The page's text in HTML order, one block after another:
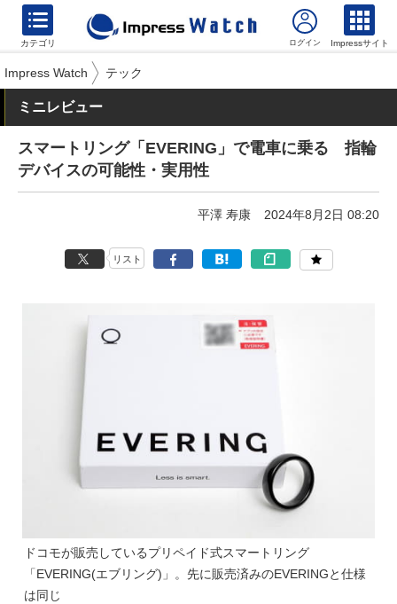
カテゴリ Impressサイト
Impress Watch テック
ミニレビュー
スマートリング「EVERING」で電車に乗る 指輪
デバイスの可能性・実用性
平澤 寿康 2024年8月2日 08:20
リスト
ドコモが販売しているプリペイド式スマートリング
「EVERING(エブリング)」。先に販売済みのEVERINGと仕様
は同じ